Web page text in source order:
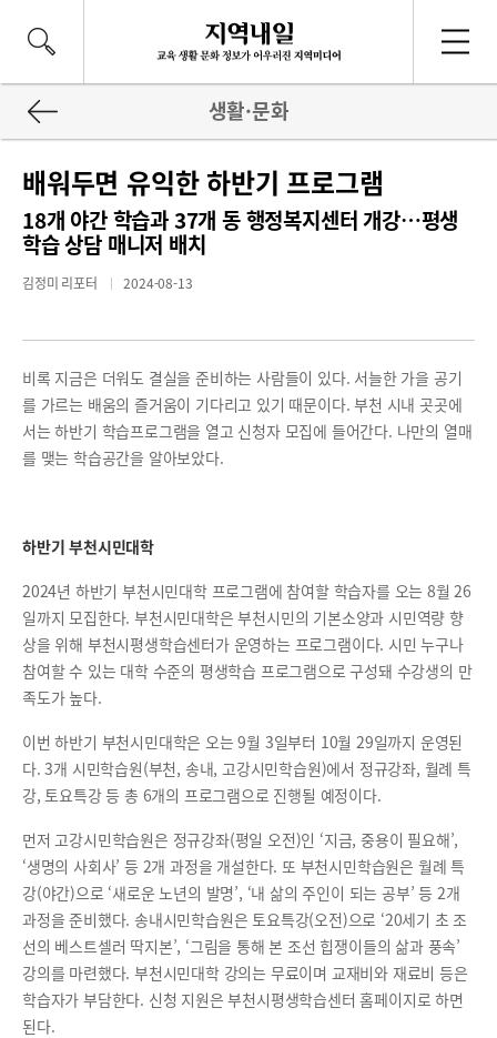
생활·문화
배워두면 유익한 하반기 프로그램
18개 야간 학습과 37개 동 행정복지센터 개강…평생
학습 상담 매니저 배치
김정미 리포터 2024-08-13
비록 지금은 더워도 결실을 준비하는 사람들이 있다. 서늘한 가을 공기
를 가르는 배움의 즐거움이 기다리고 있기 때문이다. 부천 시내 곳곳에
서는 하반기 학습프로그램을 열고 신청자 모집에 들어간다. 나만의 열매
를 맺는 학습공간을 알아보았다.
하반기 부천시민대학
2024년 하반기 부천시민대학 프로그램에 참여할 학습자를 오는 8월 26
일까지 모집한다. 부천시민대학은 부천시민의 기본소양과 시민역량 향
상을 위해 부천시평생학습센터가 운영하는 프로그램이다. 시민 누구나
참여할 수 있는 대학 수준의 평생학습 프로그램으로 구성돼 수강생의 만
족도가 높다.
이번 하반기 부천시민대학은 오는 9월 3일부터 10월 29일까지 운영된
다. 3개 시민학습원(부천, 송내, 고강시민학습원)에서 정규강좌, 월례 특
강, 토요특강 등 총 6개의 프로그램으로 진행될 예정이다.
먼저 고강시민학습원은 정규강좌(평일 오전)인 ‘지금, 중용이 필요해’,
‘생명의 사회사’ 등 2개 과정을 개설한다. 또 부천시민학습원은 월례 특
강(야간)으로 ‘새로운 노년의 발명’, ‘내 삶의 주인이 되는 공부’ 등 2개
과정을 준비했다. 송내시민학습원은 토요특강(오전)으로 ‘20세기 초 조
선의 베스트셀러 딱지본’, ‘그림을 통해 본 조선 힙쟁이들의 삶과 풍속’
강의를 마련했다. 부천시민대학 강의는 무료이며 교재비와 재료비 등은
학습자가 부담한다. 신청 지원은 부천시평생학습센터 홈페이지로 하면
된다.